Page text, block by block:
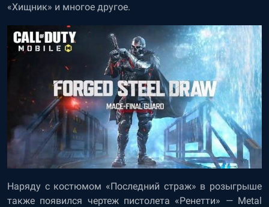
«Хищник» и многое другое.
Наряду с костюмом «Последний страж» в розыгрыше
также появился чертеж пистолета «Ренетти» — Metal